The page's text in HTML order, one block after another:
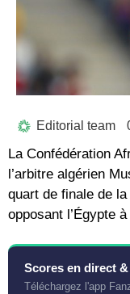
Editorial team
La Confédération
l’arbitre algérien
quart de finale de
opposant l’Égypte
Scores en direct
Téléchargez l'app